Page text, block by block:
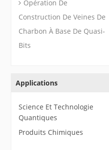
Opération De
Construction De Veines De
Charbon À Base De Quasi-
Bits
Applications
Science Et Technologie
Quantiques
Produits Chimiques